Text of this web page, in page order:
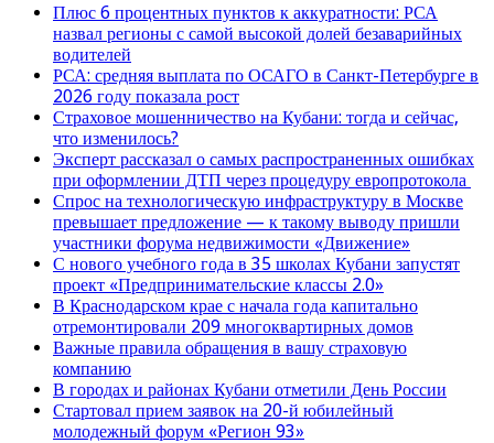
Плюс 6 процентных пунктов к аккуратности: РСА
назвал регионы с самой высокой долей безаварийных
водителей
РСА: средняя выплата по ОСАГО в Санкт-Петербурге в
2026 году показала рост
Страховое мошенничество на Кубани: тогда и сейчас,
что изменилось?
Эксперт рассказал о самых распространенных ошибках
при оформлении ДТП через процедуру европротокола
Спрос на технологическую инфраструктуру в Москве
превышает предложение — к такому выводу пришли
участники форума недвижимости «Движение»
С нового учебного года в 35 школах Кубани запустят
проект «Предпринимательские классы 2.0»
В Краснодарском крае с начала года капитально
отремонтировали 209 многоквартирных домов
Важные правила обращения в вашу страховую
компанию
В городах и районах Кубани отметили День России
Стартовал прием заявок на 20-й юбилейный
молодежный форум «Регион 93»